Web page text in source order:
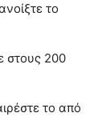
το
στους 200
το από